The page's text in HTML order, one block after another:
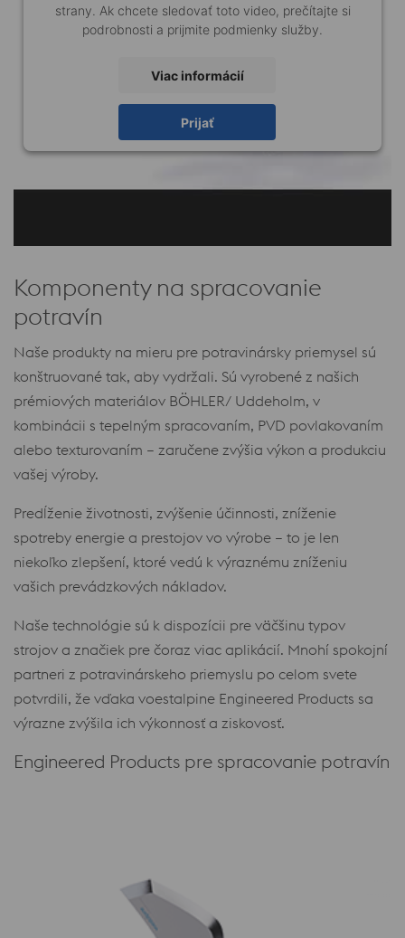
strany. Ak chcete sledovať toto video, prečítajte si
podrobnosti a prijmite podmienky služby.
Viac informácií
Prijať
Komponenty na spracovanie
potravín
Naše produkty na mieru pre potravinársky priemysel sú
konštruované tak, aby vydržali. Sú vyrobené z našich
prémiových materiálov BÖHLER/ Uddeholm, v
kombinácii s tepelným spracovaním, PVD povlakovaním
alebo texturovaním – zaručene zvýšia výkon a produkciu
vašej výroby.
Predĺženie životnosti, zvýšenie účinnosti, zníženie
spotreby energie a prestojov vo výrobe – to je len
niekoľko zlepšení, ktoré vedú k výraznému zníženiu
vašich prevádzkových nákladov.
Naše technológie sú k dispozícii pre väčšinu typov
strojov a značiek pre čoraz viac aplikácií. Mnohí spokojní
partneri z potravinárskeho priemyslu po celom svete
potvrdili, že vďaka voestalpine Engineered Products sa
výrazne zvýšila ich výkonnosť a ziskovosť.
Engineered Products pre spracovanie potravín